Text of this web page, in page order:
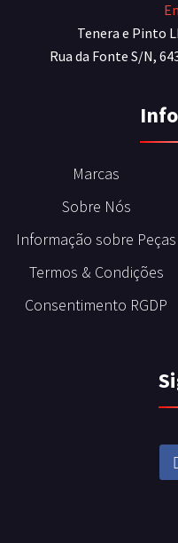
Tenera e Pinto
Rua da Fonte S/N,
Marcas
Sobre Nós
Informação sobre Peças
Termos & Condições
Consentimento RGDP